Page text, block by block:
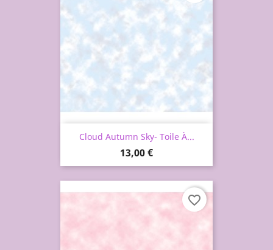
Cloud Autumn Sky- Toile À...
Prix
13,00 €
favorite_border